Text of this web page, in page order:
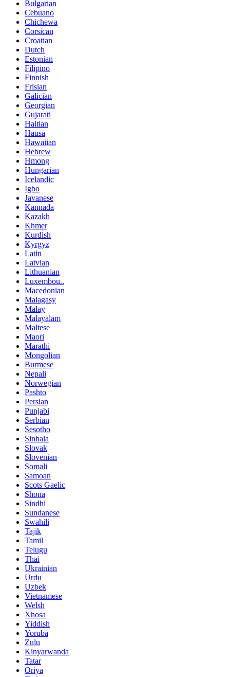
Bulgarian
Cebuano
Chichewa
Corsican
Croatian
Dutch
Estonian
Filipino
Finnish
Frisian
Galician
Georgian
Gujarati
Haitian
Hausa
Hawaiian
Hebrew
Hmong
Hungarian
Icelandic
Igbo
Javanese
Kannada
Kazakh
Khmer
Kurdish
Kyrgyz
Latin
Latvian
Lithuanian
Luxembou..
Macedonian
Malagasy
Malay
Malayalam
Maltese
Maori
Marathi
Mongolian
Burmese
Nepali
Norwegian
Pashto
Persian
Punjabi
Serbian
Sesotho
Sinhala
Slovak
Slovenian
Somali
Samoan
Scots Gaelic
Shona
Sindhi
Sundanese
Swahili
Tajik
Tamil
Telugu
Thai
Ukrainian
Urdu
Uzbek
Vietnamese
Welsh
Xhosa
Yiddish
Yoruba
Zulu
Kinyarwanda
Tatar
Oriya